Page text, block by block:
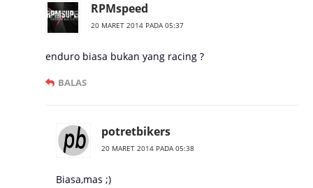
RPMspeed
20 MARET 2014 PADA 05:37
enduro biasa bukan yang racing ?
BALAS
potretbikers
20 MARET 2014 PADA 05:38
Biasa,mas ;)